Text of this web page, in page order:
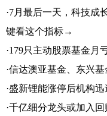
·7月最后一天，科技成
键看这个指标→
·179只主动股票基金月
·信达澳亚基金、东兴
·盛新锂能涨停后机构
·千亿细分龙头或加入回
百家号